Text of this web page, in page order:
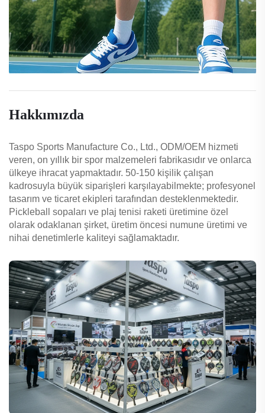
Hakkımızda
Taspo Sports Manufacture Co., Ltd., ODM/OEM hizmeti
veren, on yıllık bir spor malzemeleri fabrikasıdır ve onlarca
ülkeye ihracat yapmaktadır. 50-150 kişilik çalışan
kadrosuyla büyük siparişleri karşılayabilmekte; profesyonel
tasarım ve ticaret ekipleri tarafından desteklenmektedir.
Pickleball sopaları ve plaj tenisi raketi üretimine özel
olarak odaklanan şirket, üretim öncesi numune üretimi ve
nihai denetimlerle kaliteyi sağlamaktadır.